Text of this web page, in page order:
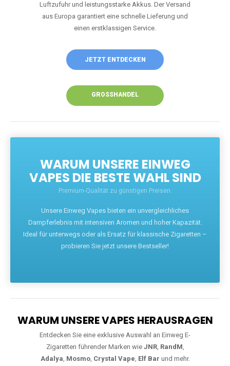
Luftzufuhr und leistungsstarke Akkus. Der Versand
aus Europa garantiert eine schnelle Lieferung und
einen erstklassigen Service.
JETZT ENTDECKEN
GROSSHANDEL
WARUM UNSERE EINWEG
VAPES DIE BESTE WAHL SIND
Premium-Qualität zu günstigen Preisen.
Unsere Einweg Vapes bieten ein unvergleichliches
Dampferlebnis mit intensiven Aromen und hoher Kapazität.
Ideal für unterwegs oder als Ersatz für klassische Zigaretten –
probieren Sie jetzt unsere Bestseller!
WARUM UNSERE VAPES HERAUSRAGEN
Entdecken Sie eine exklusive Auswahl an Einweg E-
Zigaretten führender Marken wie JNR, RandM,
Adalya, Mosmo, Crystal Vape, Elf Bar und mehr.